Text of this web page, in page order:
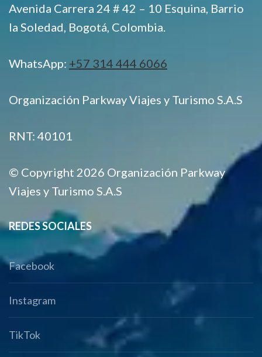
Avenida Carrera 24 # 42 – 10 Esquina, Barrio
la Soledad, Bogotá, Colombia.
WhatsApp: +57 314 444 6066
Organización Parkway Viajes y Turismo S.A.S
RNT: 40101
© Copyright 2026 Organización Parkway
Viajes y Turismo S.A.S
REDES SOCIALES
Facebook
Instagram
TikTok